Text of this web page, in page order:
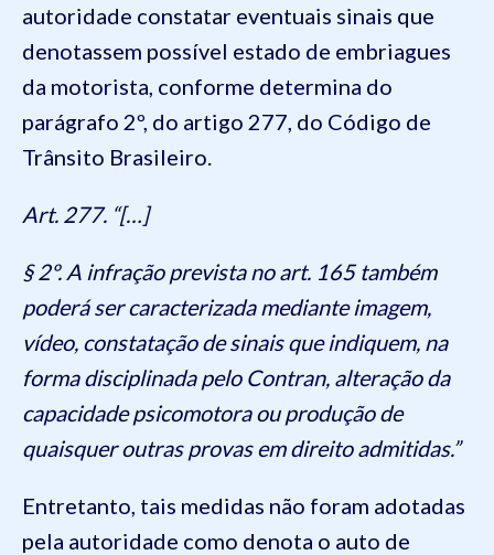
autoridade constatar eventuais sinais que
denotassem possível estado de embriagues
da motorista, conforme determina do
parágrafo 2º, do artigo 277, do Código de
Trânsito Brasileiro.
Art. 277. “[…]
§ 2º. A infração prevista no art. 165 também
poderá ser caracterizada mediante imagem,
vídeo, constatação de sinais que indiquem, na
forma disciplinada pelo Contran, alteração da
capacidade psicomotora ou produção de
quaisquer outras provas em direito admitidas.”
Entretanto, tais medidas não foram adotadas
pela autoridade como denota o auto de